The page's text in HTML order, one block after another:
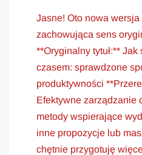
Jasne! Oto nowa wersja
zachowująca sens
**Oryginalny tytuł:**
czasem: sprawdzone
produktywności
Efektywne zarządzanie
metody wspierające
inne propozycje lub
chętnie przygotuję